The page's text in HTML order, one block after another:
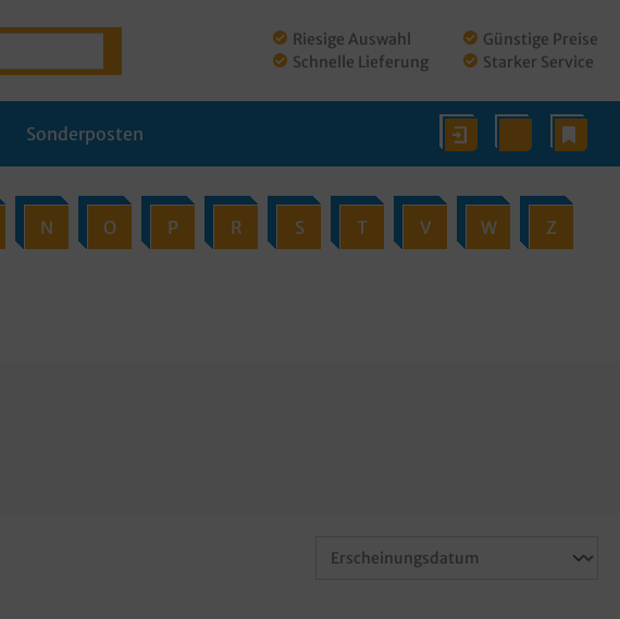
Riesige Auswahl
Schnelle Lieferung
Günstige Preise
Starker Service
Sonderposten
N O P R S T V W Z